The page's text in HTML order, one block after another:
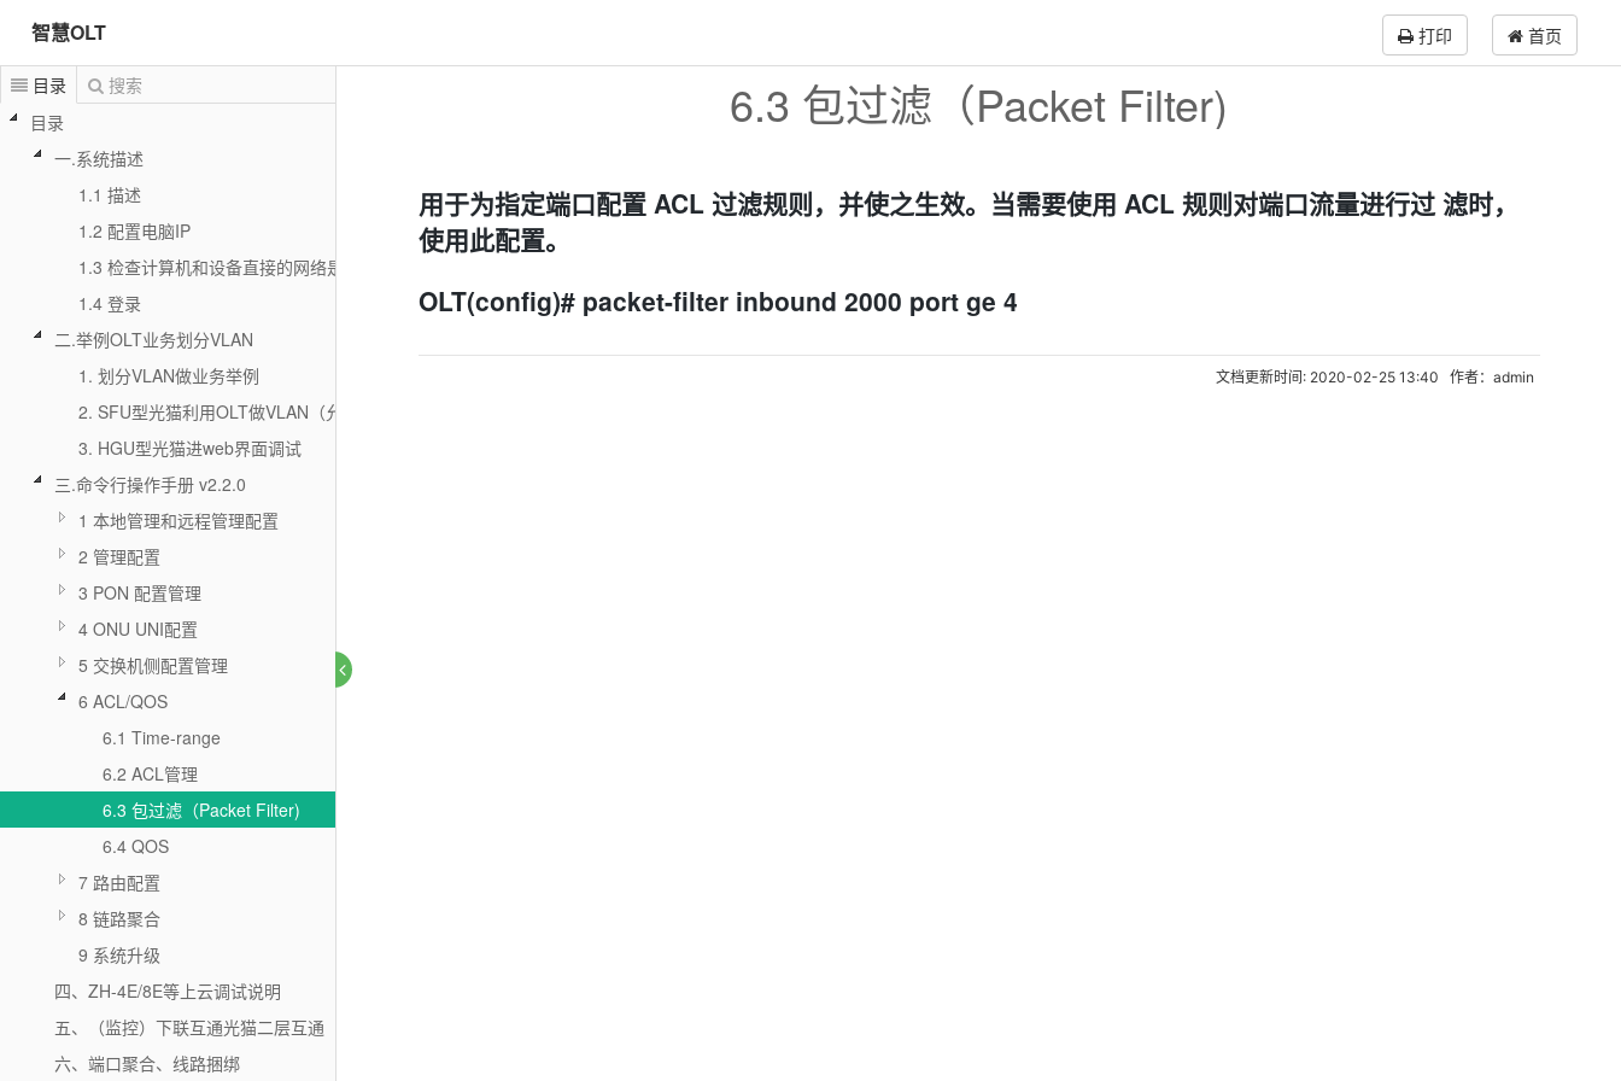
智慧OLT 打印 首页
目录
搜索
目录
一.系统描述
1.1 描述
1.2 配置电脑IP
1.3 检查计算机和设备直接的网络是否连通
1.4 登录
二.举例OLT业务划分VLAN
1. 划分VLAN做业务举例
2. SFU型光猫利用OLT做VLAN（允许透传多个VLAN）
3. HGU型光猫进web界面调试
三.命令行操作手册 v2.2.0
1 本地管理和远程管理配置
2 管理配置
3 PON 配置管理
4 ONU UNI配置
5 交换机侧配置管理
6 ACL/QOS
6.1 Time-range
6.2 ACL管理
6.3 包过滤（Packet Filter)
6.4 QOS
7 路由配置
8 链路聚合
9 系统升级
四、ZH-4E/8E等上云调试说明
五、（监控）下联互通光猫二层互通
六、端口聚合、线路捆绑
6.3 包过滤（Packet Filter)
用于为指定端口配置 ACL 过滤规则，并使之生效。当需要使用 ACL 规则对端口流量进行过 滤时，
使用此配置。
OLT(config)# packet-filter inbound 2000 port ge 4
文档更新时间: 2020-02-25 13:40 作者：admin